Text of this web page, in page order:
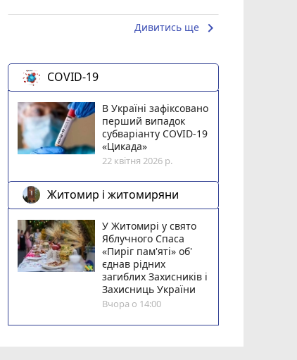
Дивитись ще keyboard_arrow_right
COVID-19
В Україні зафіксовано
перший випадок
субваріанту COVID-19
«Цикада»
22 квітня 2026 р.
Житомир і житомиряни
У Житомирі у свято
Яблучного Спаса
«Пиріг пам'яті» об'
єднав рідних
загиблих Захисників і
Захисниць України
Вчора о 14:00